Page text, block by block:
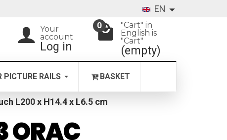
EN
Your
account
Log in
0
"Cart" in
English is
"Cart"
(empty)
PICTURE RAILS BASKET
L200 x H14.4 x L6.5 cm
ORAC